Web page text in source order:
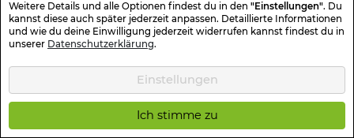
Weitere Details und alle Optionen findest du in den "Einstellungen". Du
kannst diese auch später jederzeit anpassen. Detaillierte Informationen
und wie du deine Einwilligung jederzeit widerrufen kannst findest du in
unserer Datenschutzerklärung.
Einstellungen
Ich stimme zu
allerdings, eine gutewinterliche Wanderausrüstungmit dabei zu
haben. Fehlen darf dabei keinesfalls ein kleiner Esbit Mini-Kocher
inklusive Trockenbrennstoff, die beide in praktisch jede Tasche
passen. Ebenso sinnvoll wie kompakt sind Pakete mit Notrationen
sich einer der robusten, witterungsbeständigen Rucksäcke aus
unseren Angebot. So macht gut vorbereitet und mit einer
durchdachtenAusrüstung Wandern im Winterdoppelt Spaß.
Denken Sie ferner an einen praktischen Taschenofen, wenn Sie jetzt
bei uns IhreTrekking-Ausrüstung für den Winter kaufen.